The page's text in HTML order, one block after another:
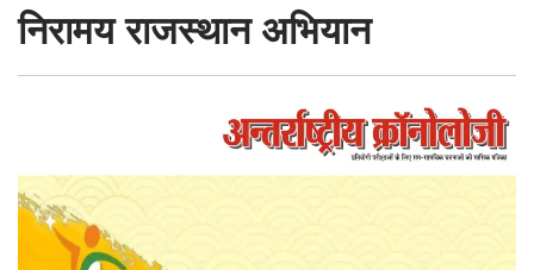
निरामय राजस्थान अभियान